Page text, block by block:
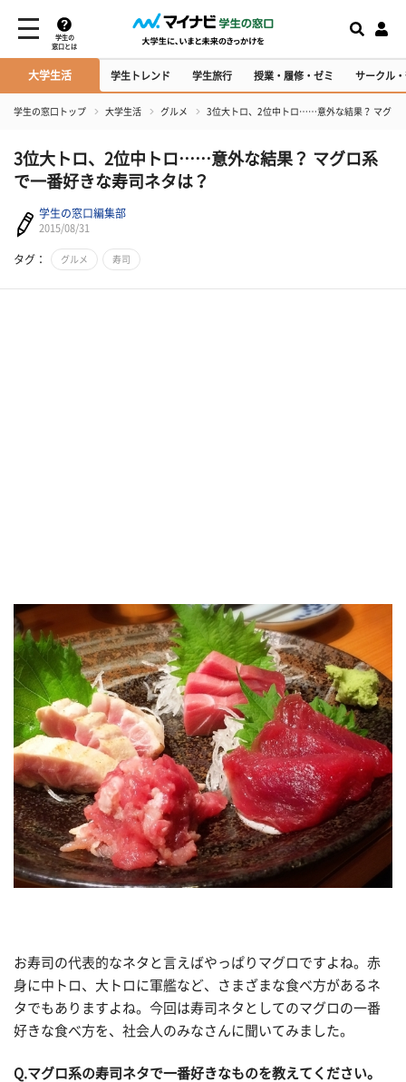
学生の
窓口とは
大学生活 学生トレンド 学生旅行 授業・履修・ゼミ サークル
学生の窓口トップ 大学生活 グルメ 3位大トロ、2位中トロ……意外な結果？ マグロ
3位大トロ、2位中トロ……意外な結果？ マグロ系
で一番好きな寿司ネタは？
学生の窓口編集部
2015/08/31
タグ： グルメ 寿司
お寿司の代表的なネタと言えばやっぱりマグロですよね。赤
身に中トロ、大トロに軍艦など、さまざまな食べ方があるネ
タでもありますよね。今回は寿司ネタとしてのマグロの一番
好きな食べ方を、社会人のみなさんに聞いてみました。
Q.マグロ系の寿司ネタで一番好きなものを教えてください。